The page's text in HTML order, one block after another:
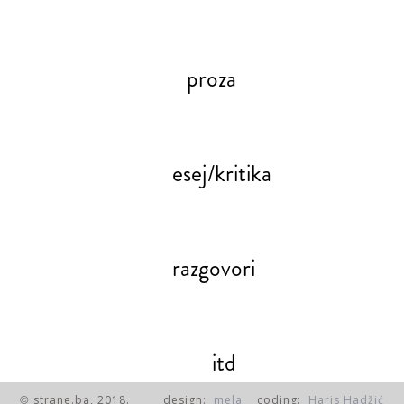
proza
esej/kritika
razgovori
itd
© strane.ba, 2018. design: mela coding: Haris Hadžić